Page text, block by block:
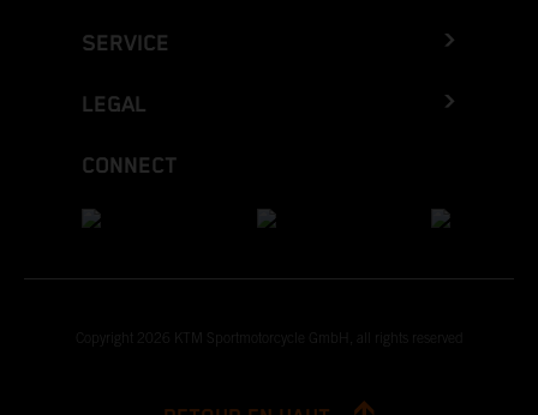
SERVICE
LEGAL
CONNECT
Copyright 2026 KTM Sportmotorcycle GmbH, all rights reserved